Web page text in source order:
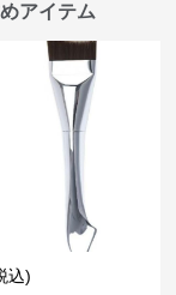
アイテム
込)